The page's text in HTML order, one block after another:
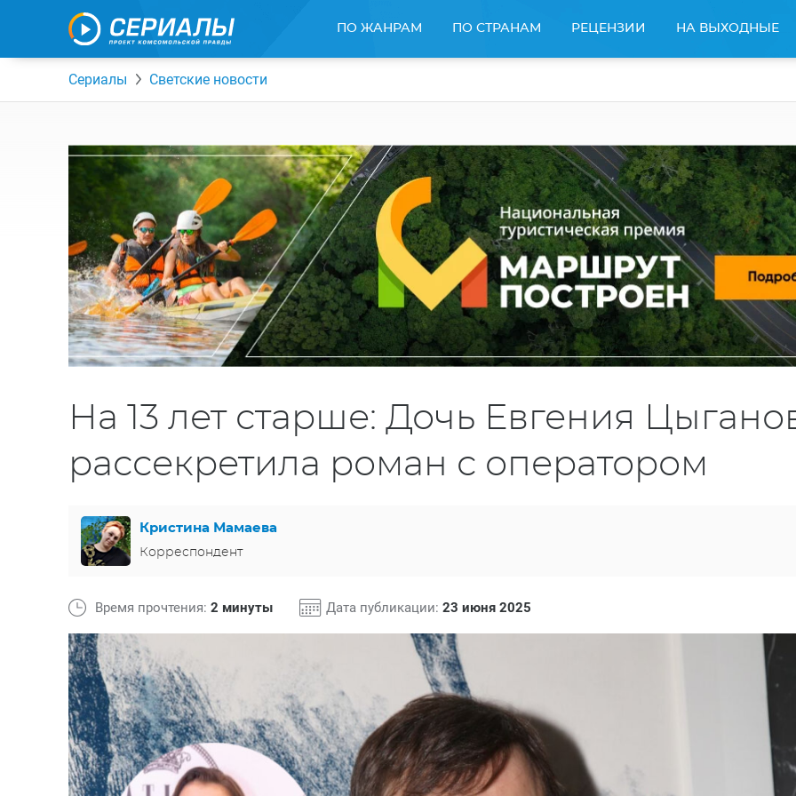
ПО ЖАНРАМ ПО СТРАНАМ РЕЦЕНЗИИ НА ВЫХОДНЫЕ
Сериалы Светские новости
На 13 лет старше: Дочь Евгения
рассекретила роман с оператором
Кристина Мамаева
Корреспондент
Время прочтения: 2 минуты Дата публикации: 23 июня 2025